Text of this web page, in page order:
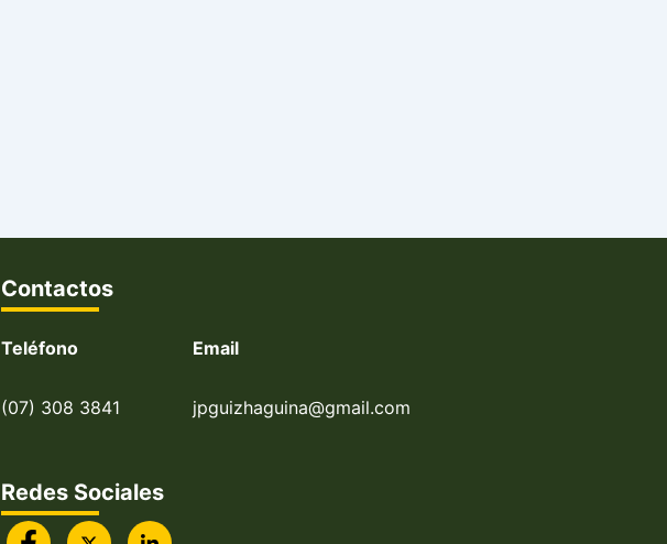
Contactos
Teléfono
(07) 308 3841
Email
jpguizhaguina@gmail.com
Redes Sociales